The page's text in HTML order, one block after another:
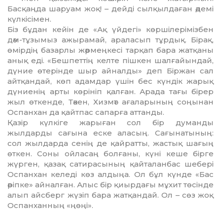
Басқаңда шаруам жоқ! – дейді сылқылдаған әдемі
күлкісімен.
Біз бұдан кейін де «Ақ үйдегі» көршілерімізбен
дәм-тұзымыз ажырамай, араласып тұрдық. Бірақ,
өмірдің базарлы жәрмеңкесі тарқап бара жатқаны
анық еді. «Бешпеттің келте пішкен шалғайындай,
дүние өтерінде шыр айналды» деп Біржан сал
айтқандай, көп адамдар үшін бес күндік жарық
дүниенің арты көрініп қалған. Арада тағы бірер
жыл өткенде, Тәкен, Хизмәт ағаларының соңынан
Оспанхан да қайтпас сапарға аттанды.
Қазір күлкіге жарыған сол бір думанды
жылдарды сағына еске аласың. Сағынатының:
сол жылдарда сенің де қайратты, жастық шағың
өткен. Соны ойласаң болғаны, күні кеше бірге
жүрген, қазақ сатирасының қайталанбас шебері
Оспанхан келеді көз алдыңа. Ол бұл күнде «Бас
әріпке» айналған. Алыс бір қиырдағы мұхит төсінде
алып айсберг жүзіп бара жатқандай. Ол – сөз жоқ
Оспанханның «ңөңі».